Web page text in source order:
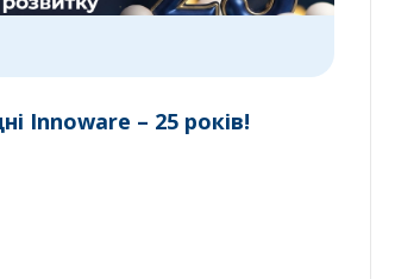
Innoware – 25 років!